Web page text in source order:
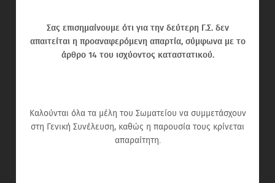
Σας επισημαίνουμε ότι για την δεύτερη Γ.Σ. δεν
απαιτείται η προαναφερόμενη απαρτία, σύμφωνα με το
άρθρο 14 του ισχύοντος καταστατικού.
Καλούνται όλα τα μέλη του Σωματείου να συμμετάσχουν
στη Γενική Συνέλευση, καθώς η παρουσία τους κρίνεται
απαραίτητη.